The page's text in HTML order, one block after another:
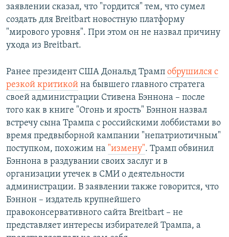
заявлении сказал, что "гордится" тем, что сумел
создать для Breitbart новостную платформу
"мирового уровня". При этом он не назвал причину
ухода из Breitbart.
Ранее президент США Дональд Трамп обрушился с
резкой критикой на бывшего главного стратега
своей администрации Стивена Бэннона – после
того как в книге "Огонь и ярость" Бэннон назвал
встречу сына Трампа с российскими лоббистами во
время предвыборной кампании "непатриотичным"
поступком, похожим на "измену". Трамп обвинил
Бэннона в раздувании своих заслуг и в
организации утечек в СМИ о деятельности
администрации. В заявлении также говорится, что
Бэннон – издатель крупнейшего
правоконсервативного сайта Breitbart – не
представляет интересы избирателей Трампа, а